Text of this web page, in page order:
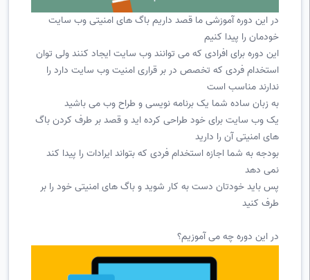
در این دوره آموزشی ما قصد داریم باگ های امنیتی وب سایت
خودمان را پیدا کنیم
این دوره برای افرادی که می توانند وب سایت ایجاد کنند ولی توان
استخدام فردی که تخصص در بر قراری امنیت وب سایت دارد را
ندارند مناسب است
به زبان ساده شما یک برنامه نویسی و طراح وب می باشید
یک وب سایت برای خود طراحی کرده اید و قصد بر طرف کردن باگ
های امنیتی آن را دارید
بودجه به شما اجازه استخدام فردی که بتواند ایرادات را پیدا کند
نمی دهد
پس باید خودتان دست به کار شوید و باگ های امنیتی خود را بر
طرف کنید
در این دوره چه می آموزیم؟